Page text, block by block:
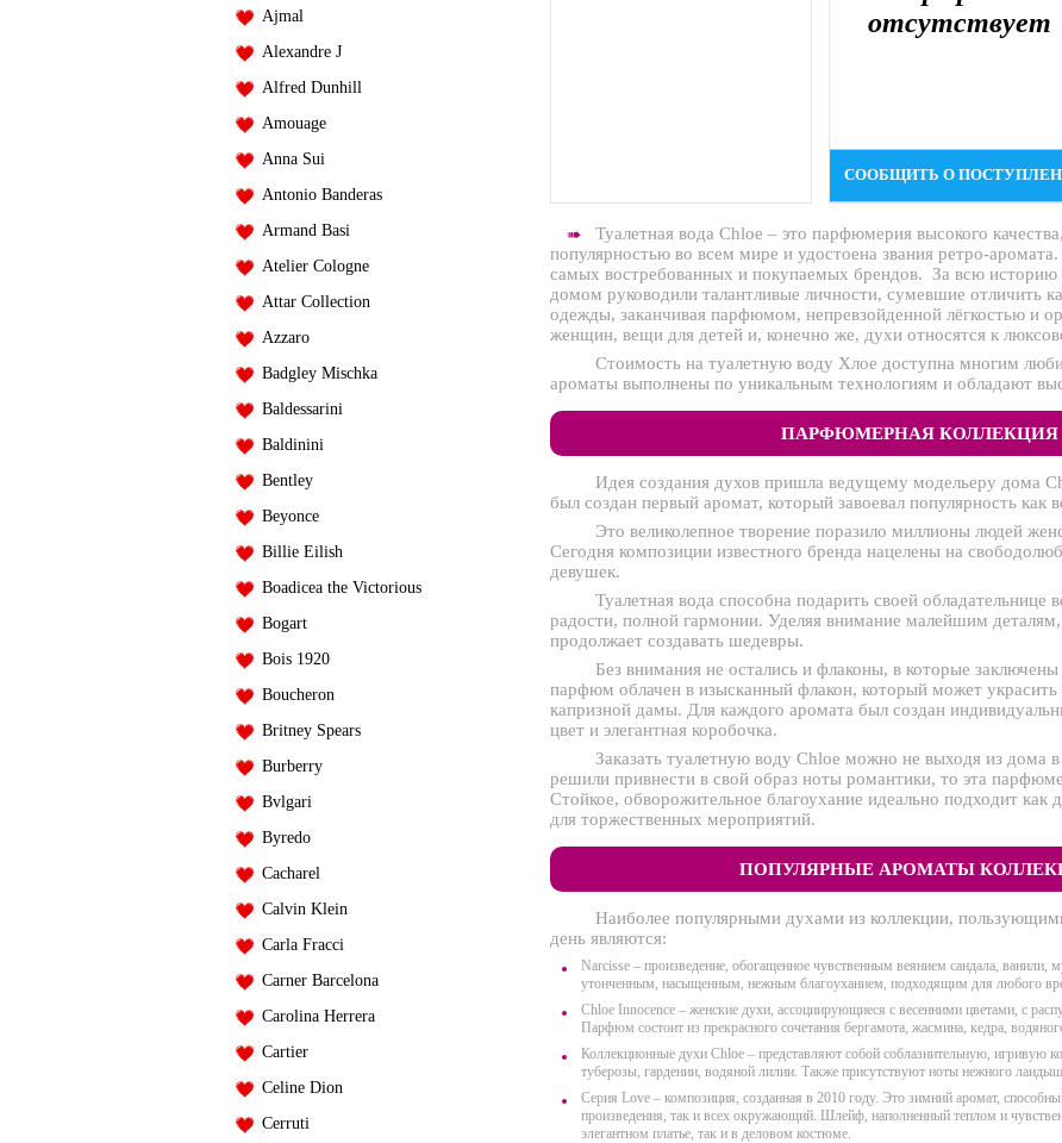
Ajmal
Alexandre J
Alfred Dunhill
Amouage
Anna Sui
Antonio Banderas
Armand Basi
Atelier Cologne
Attar Collection
Azzaro
Badgley Mischka
Baldessarini
Baldinini
Bentley
Beyonce
Billie Eilish
Boadicea the Victorious
Bogart
Bois 1920
Boucheron
Britney Spears
Burberry
Bvlgari
Byredo
Cacharel
Calvin Klein
Carla Fracci
Carner Barcelona
Carolina Herrera
Cartier
Celine Dion
Cerruti
отсутствует
СООБЩИТЬ О
➠
Туалетная вода Chloe – это парфюмерия высокого
популярностью во всем мире и удостоена звания ретро-
самых востребованных и покупаемых брендов. За всю
домом руководили талантливые личности, сумевшие отличить
одежды, заканчивая парфюмом, непревзойденной лёгкостью и
женщин, вещи для детей и, конечно же, духи относятся к
Стоимость на туалетную воду Хлое доступна многим
ароматы выполнены по уникальным технологиям и обладают
ПАРФЮМЕРНАЯ КОЛЛЕКЦИЯ
Идея создания духов пришла ведущему модельеру дома
был создан первый аромат, который завоевал популярность
Это великолепное творение поразило миллионы людей
Сегодня композиции известного бренда нацелены на
девушек.
Туалетная вода способна подарить своей обладательнице
радости, полной гармонии. Уделяя внимание малейшим
продолжает создавать шедевры.
Без внимания не остались и флаконы, в которые
парфюм облачен в изысканный флакон, который может
капризной дамы. Для каждого аромата был создан
цвет и элегантная коробочка.
Заказать туалетную воду Chloe можно не выходя из дома
решили привнести в свой образ ноты романтики, то эта
Стойкое, обворожительное благоухание идеально подходит как
для торжественных мероприятий.
ПОПУЛЯРНЫЕ АРОМАТЫ
Наиболее популярными духами из коллекции,
день являются:
Narcisse – произведение, обогащенное чувственным веянием сандала, ванили,
утонченным, насыщенным, нежным благоуханием, подходящим для любого
Chloe Innocence – женские духи, ассоциирующиеся с весенними цветами, с
Парфюм состоит из прекрасного сочетания бергамота, жасмина, кедра,
Коллекционные духи Chloe – представляют собой соблазнительную, игривую
туберозы, гардении, водяной лилии. Также присутствуют ноты нежного
Серия Love – композиция, созданная в 2010 году. Это зимний аромат,
произведения, так и всех окружающий. Шлейф, наполненный теплом и
элегантном платье, так и в деловом костюме.